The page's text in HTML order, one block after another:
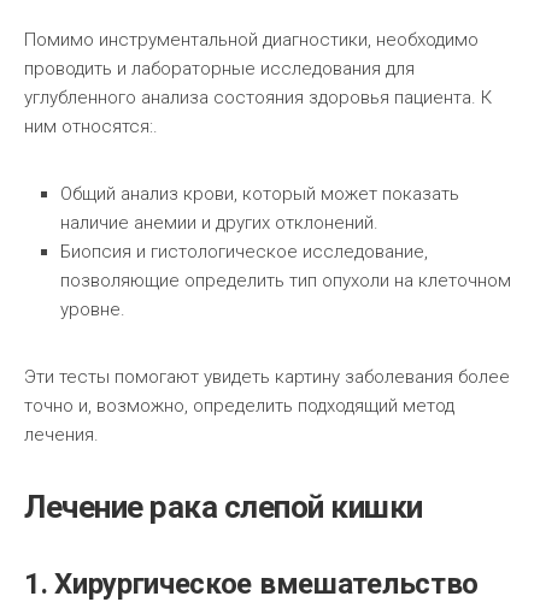
Помимо инструментальной диагностики, необходимо
проводить и лабораторные исследования для
углубленного анализа состояния здоровья пациента. К
ним относятся:.
Общий анализ крови, который может показать
наличие анемии и других отклонений.
Биопсия и гистологическое исследование,
позволяющие определить тип опухоли на клеточном
уровне.
Эти тесты помогают увидеть картину заболевания более
точно и, возможно, определить подходящий метод
лечения.
Лечение рака слепой кишки
1. Хирургическое вмешательство